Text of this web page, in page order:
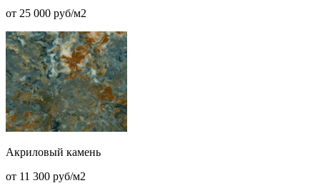
от 25 000 руб/м2
Акриловый камень
от 11 300 руб/м2